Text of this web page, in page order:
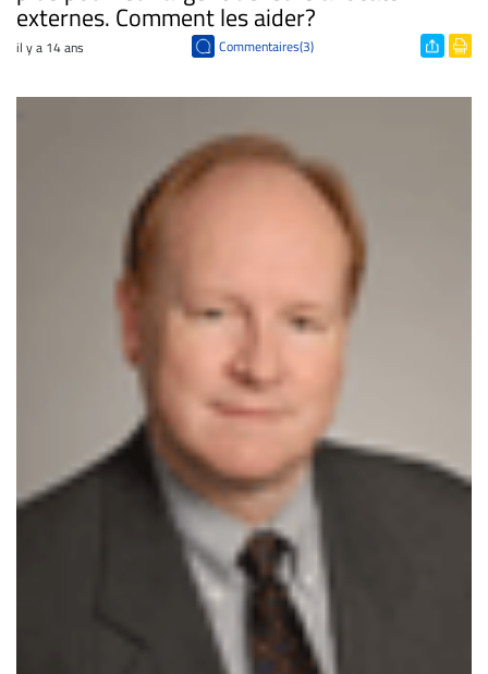
externes. Comment les aider?
il y a 14 ans Commentaires(3)